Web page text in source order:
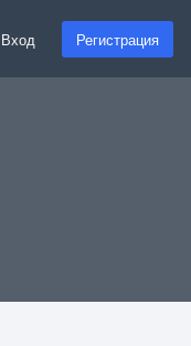
Вход Регистрация